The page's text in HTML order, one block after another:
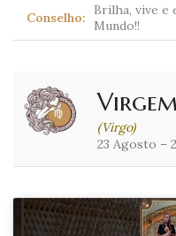
Conselho:
Brilha, vive e
Mundo!!
Virgem
(Virgo)
23 Agosto –